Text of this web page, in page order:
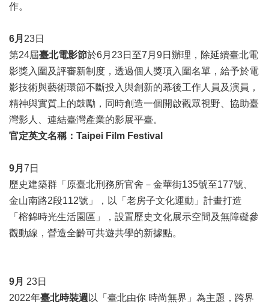
助/
申
請
案
件
府
公
資
訊
聯
絡
訊
音
專
區
作。
6月 23日
第24屆臺北電影節於6月23日至7月9日辦理，除延續臺北電
影獎入圍及評審新制度，透過個人獎項入圍名單，給予於電
影技術與藝術環節不斷投入與創新的幕後工作人員及演員，
精神與實質上的鼓勵，同時創造一個開啟觀眾視野、協助臺
灣影人、連結臺灣產業的影展平臺。
官定英文名稱：Taipei Film Festival
9月 7日
歷史建築群「原臺北刑務所官舍－金華街135號至177號、
金山南路2段112號」，以「老房子文化運動」計畫打造
「榕錦時光生活園區」，設置歷史文化展示空間及無障礙參
觀動線，營造全齡可共遊共學的新據點。
9月 23日
2022年臺北時裝週 以「臺北由你 時尚無界」為主題，跨界